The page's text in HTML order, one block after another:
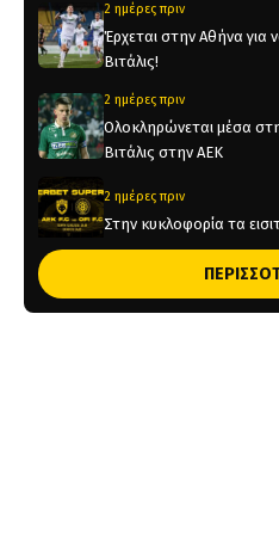
2 ημέρες πριν
Έρχεται στην Αθήνα για
Βιτάλις!
2 ημέρες πριν
Ολοκληρώνεται μέσα
Βιτάλις στην ΑΕΚ
2 ημέρες πριν
Στην κυκλοφορία τα
«Προθεσμία ως σήμερα